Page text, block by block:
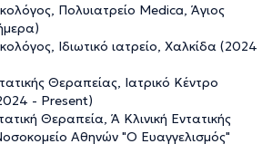
Πολυιατρείο Medica, Άγιος
Ιδιωτικό ιατρείο, Χαλκίδα (2024
Θεραπείας, Ιατρικό Κέντρο
- Present)
Θεραπεία, Ά Κλινική Εντατικής
Αθηνών "Ο Ευαγγελισμός"